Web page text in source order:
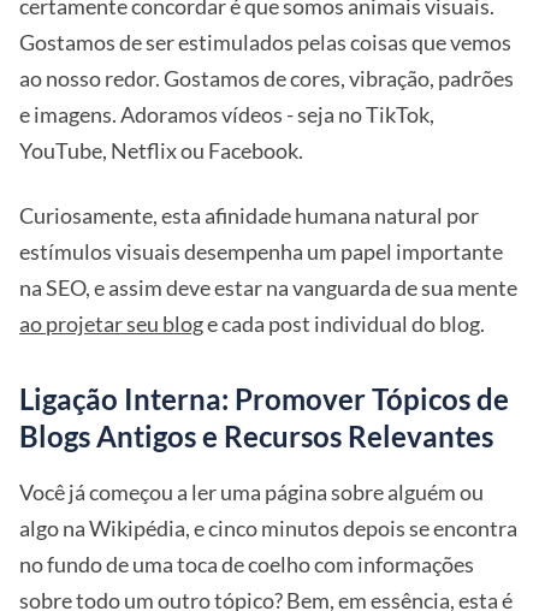
certamente concordar é que somos animais visuais.
Gostamos de ser estimulados pelas coisas que vemos
ao nosso redor. Gostamos de cores, vibração, padrões
e imagens. Adoramos vídeos - seja no TikTok,
YouTube, Netflix ou Facebook.
Curiosamente, esta afinidade humana natural por
estímulos visuais desempenha um papel importante
na SEO, e assim deve estar na vanguarda de sua mente
ao projetar seu bloge cada post individual do blog.
Ligação Interna: Promover Tópicos de
Blogs Antigos e Recursos Relevantes
Você já começou a ler uma página sobre alguém ou
algo na Wikipédia, e cinco minutos depois se encontra
no fundo de uma toca de coelho com informações
sobre todo um outro tópico? Bem, em essência, esta é